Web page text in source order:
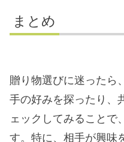
まとめ
贈り物選びに迷ったら
手の好みを探ったり、
ェックしてみることで
す。特に、相手が興味